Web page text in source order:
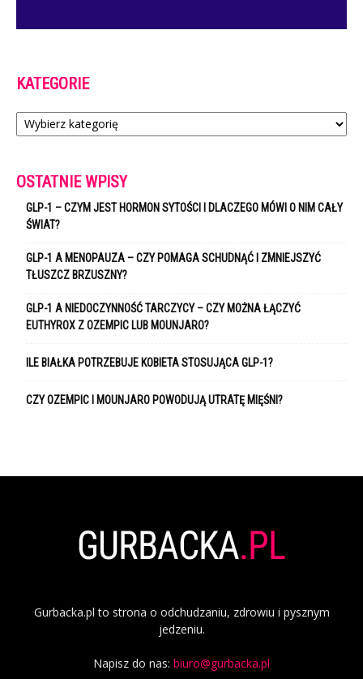
KATEGORIE
Kategorie
OSTATNIE WPISY
GLP-1 – CZYM JEST HORMON SYTOŚCI I DLACZEGO MÓWI O NIM CAŁY
ŚWIAT?
GLP-1 A MENOPAUZA – CZY POMAGA SCHUDNĄĆ I ZMNIEJSZYĆ
TŁUSZCZ BRZUSZNY?
GLP-1 A NIEDOCZYNNOŚĆ TARCZYCY – CZY MOŻNA ŁĄCZYĆ
EUTHYROX Z OZEMPIC LUB MOUNJARO?
ILE BIAŁKA POTRZEBUJE KOBIETA STOSUJĄCA GLP-1?
CZY OZEMPIC I MOUNJARO POWODUJĄ UTRATĘ MIĘŚNI?
Gurbacka.pl to strona o odchudzaniu, zdrowiu i pysznym
jedzeniu.
Napisz do nas: biuro@gurbacka.pl